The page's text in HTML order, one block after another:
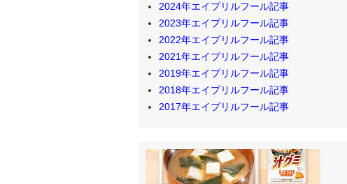
2024年エイプリルフール記事
2023年エイプリルフール記事
2022年エイプリルフール記事
2021年エイプリルフール記事
2019年エイプリルフール記事
2018年エイプリルフール記事
2017年エイプリルフール記事